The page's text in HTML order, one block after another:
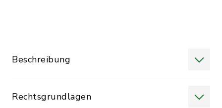
Beschreibung
Rechtsgrundlagen